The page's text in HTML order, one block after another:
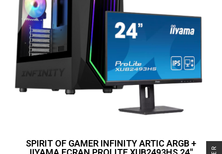
SPIRIT OF GAMER INFINITY ARTIC ARGB +